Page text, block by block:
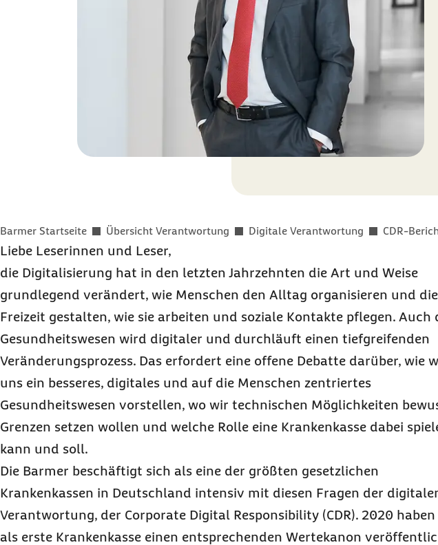
Sie befinden sich hier:
Barmer Startseite Übersicht Verantwortung Digitale Verantwortung CDR-
Liebe Leserinnen und Leser,
die Digitalisierung hat in den letzten Jahrzehnten die Art und Weise
grundlegend verändert, wie Menschen den Alltag organisieren und die
Freizeit gestalten, wie sie arbeiten und soziale Kontakte pflegen. Auch
Gesundheitswesen wird digitaler und durchläuft einen tiefgreifenden
Veränderungsprozess. Das erfordert eine offene Debatte darüber, wie
uns ein besseres, digitales und auf die Menschen zentriertes
Gesundheitswesen vorstellen, wo wir technischen Möglichkeiten
Grenzen setzen wollen und welche Rolle eine Krankenkasse dabei
kann und soll.
Die Barmer beschäftigt sich als eine der größten gesetzlichen
Krankenkassen in Deutschland intensiv mit diesen Fragen der
Verantwortung, der Corporate Digital Responsibility (CDR). 2020
als erste Krankenkasse einen entsprechenden Wertekanon